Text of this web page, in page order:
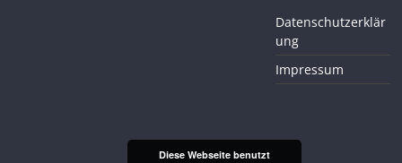
Datenschutzerklär
ung
Impressum
Diese Webseite benutzt